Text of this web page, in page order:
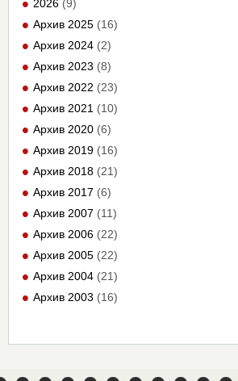
2026 (9)
Архив 2025 (16)
Архив 2024 (2)
Архив 2023 (8)
Архив 2022 (23)
Архив 2021 (10)
Архив 2020 (6)
Архив 2019 (16)
Архив 2018 (21)
Архив 2017 (6)
Архив 2007 (11)
Архив 2006 (22)
Архив 2005 (22)
Архив 2004 (21)
Архив 2003 (16)